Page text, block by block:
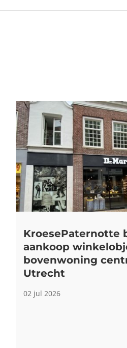
KroesePaternotte
aankoop
bovenwoning
Utrecht
02 jul 2026